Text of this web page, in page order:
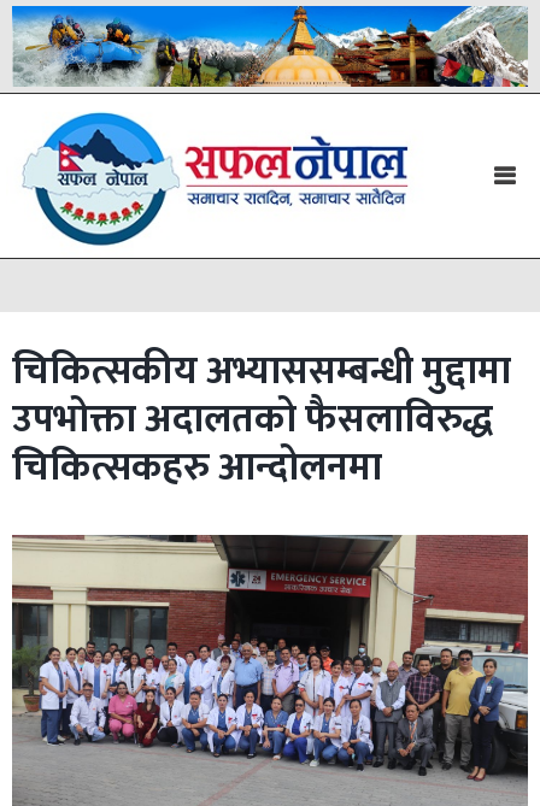
चिकित्सकीय अभ्याससम्बन्धी मुद्दामा
उपभोक्ता अदालतको फैसलाविरुद्ध
चिकित्सकहरु आन्दोलनमा